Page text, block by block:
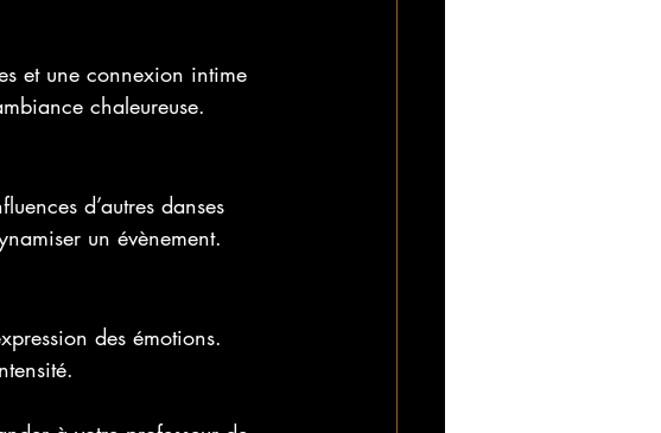
et une connexion intime
chaleureuse.
d’autres danses
un évènement.
des émotions.